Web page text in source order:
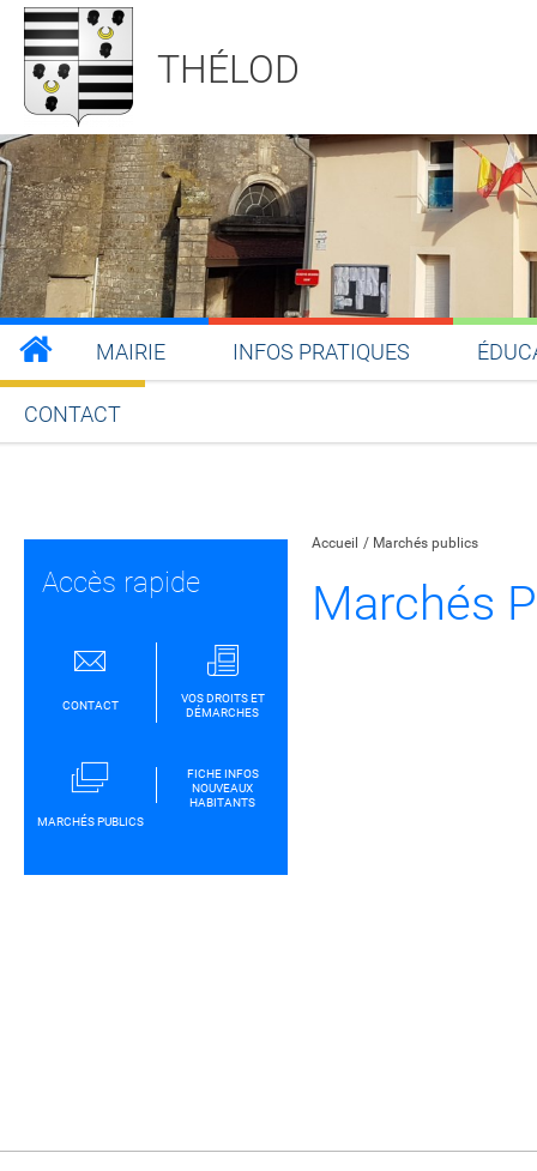
THÉLOD
MAIRIE INFOS PRATIQUES
CONTACT
Accueil Marchés publics
Marchés
Accès rapide
CONTACT
VOS DROITS ET
DÉMARCHES
MARCHÉS PUBLICS
FICHE INFOS
NOUVEAUX
HABITANTS